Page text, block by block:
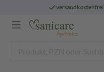
versandkostenfrei